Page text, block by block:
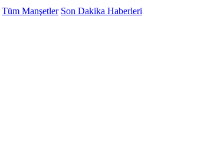
Tüm Manşetler Son Dakika Haberleri